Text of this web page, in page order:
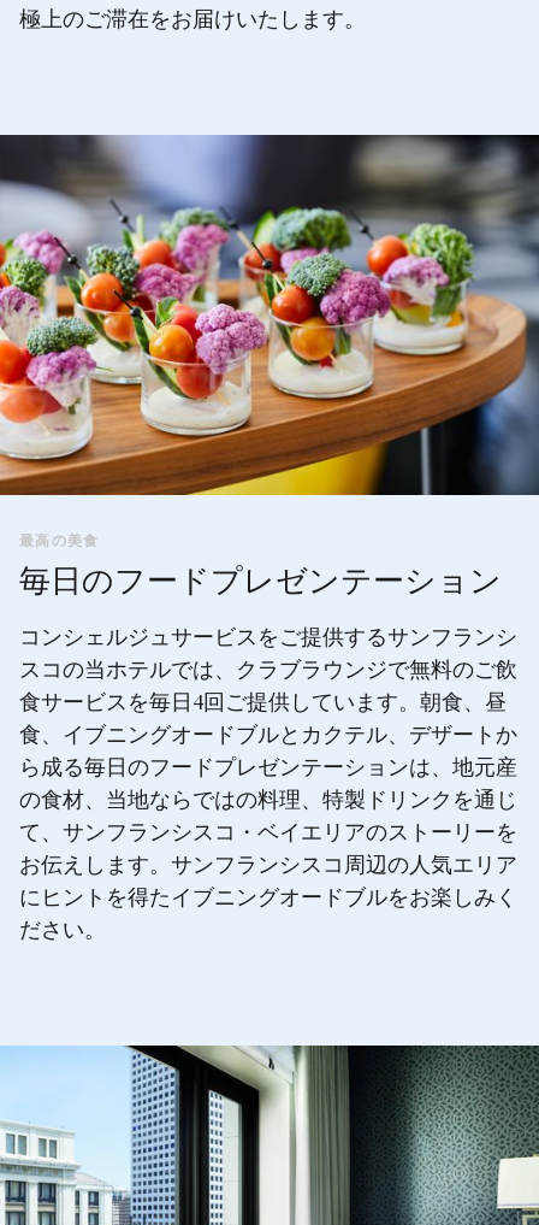
極上のご滞在をお届けいたします。
最高の美食
毎日のフードプレゼンテーション
コンシェルジュサービスをご提供するサンフランシ
スコの当ホテルでは、クラブラウンジで無料のご飲
食サービスを毎日4回ご提供しています。朝食、昼
食、イブニングオードブルとカクテル、デザートか
ら成る毎日のフードプレゼンテーションは、地元産
の食材、当地ならではの料理、特製ドリンクを通じ
て、サンフランシスコ・ベイエリアのストーリーを
お伝えします。サンフランシスコ周辺の人気エリア
にヒントを得たイブニングオードブルをお楽しみく
ださい。